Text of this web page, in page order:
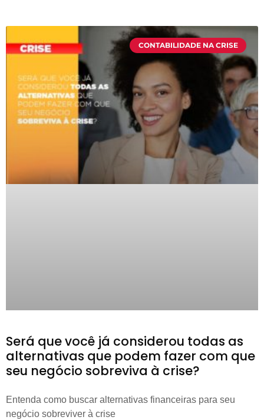
CONTABILIDADE NA CRISE
Será que você já considerou todas as
alternativas que podem fazer com que
seu negócio sobreviva à crise?
Entenda como buscar alternativas financeiras para seu
negócio sobreviver à crise